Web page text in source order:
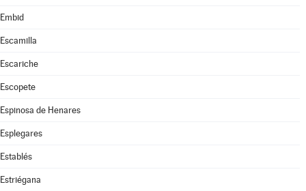
Embid
Escamilla
Escariche
Escopete
Espinosa de Henares
Esplegares
Establés
Estriégana